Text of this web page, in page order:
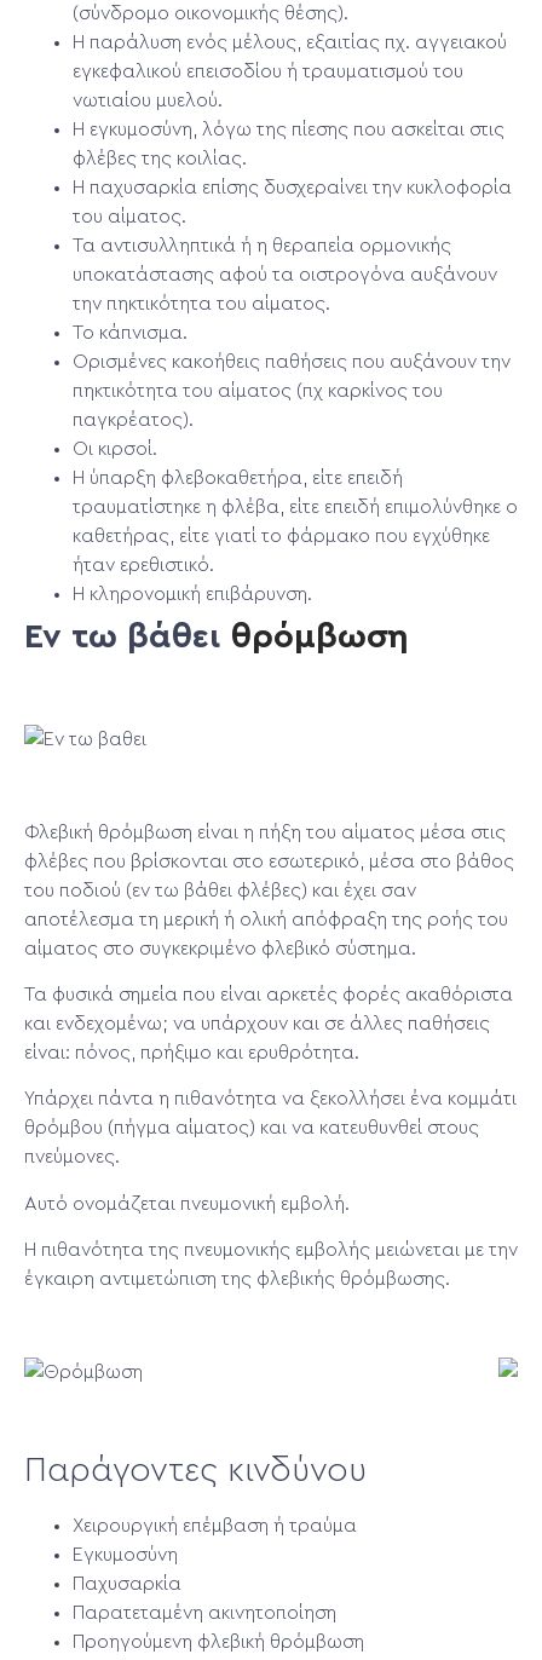
(σύνδρομο οικονομικής θέσης).
Η παράλυση ενός μέλους, εξαιτίας πχ. αγγειακού
εγκεφαλικού επεισοδίου ή τραυματισμού του
νωτιαίου μυελού.
Η εγκυμοσύνη, λόγω της πίεσης που ασκείται στις
φλέβες της κοιλίας.
Η παχυσαρκία επίσης δυσχεραίνει την κυκλοφορία
του αίματος.
Τα αντισυλληπτικά ή η θεραπεία ορμονικής
υποκατάστασης αφού τα οιστρογόνα αυξάνουν
την πηκτικότητα του αίματος.
Το κάπνισμα.
Ορισμένες κακοήθεις παθήσεις που αυξάνουν την
πηκτικότητα του αίματος (πχ καρκίνος του
παγκρέατος).
Οι κιρσοί.
Η ύπαρξη φλεβοκαθετήρα, είτε επειδή
τραυματίστηκε η φλέβα, είτε επειδή επιμολύνθηκε ο
καθετήρας, είτε γιατί το φάρμακο που εγχύθηκε
ήταν ερεθιστικό.
Η κληρονομική επιβάρυνση.
Εν τω βάθει θρόμβωση
Φλεβική θρόμβωση είναι η πήξη του αίματος μέσα στις
φλέβες που βρίσκονται στο εσωτερικό, μέσα στο βάθος
του ποδιού (εν τω βάθει φλέβες) και έχει σαν
αποτέλεσμα τη μερική ή ολική απόφραξη της ροής του
αίματος στο συγκεκριμένο φλεβικό σύστημα.
Τα φυσικά σημεία που είναι αρκετές φορές ακαθόριστα
και ενδεχομένω; να υπάρχουν και σε άλλες παθήσεις
είναι: πόνος, πρήξιμο και ερυθρότητα.
Υπάρχει πάντα η πιθανότητα να ξεκολλήσει ένα κομμάτι
θρόμβου (πήγμα αίματος) και να κατευθυνθεί στους
πνεύμονες.
Αυτό ονομάζεται πνευμονική εμβολή.
Η πιθανότητα της πνευμονικής εμβολής μειώνεται με την
έγκαιρη αντιμετώπιση της φλεβικής θρόμβωσης.
Παράγοντες κινδύνου
Χειρουργική επέμβαση ή τραύμα
Εγκυμοσύνη
Παχυσαρκία
Παρατεταμένη ακινητοποίηση
Προηγούμενη φλεβική θρόμβωση